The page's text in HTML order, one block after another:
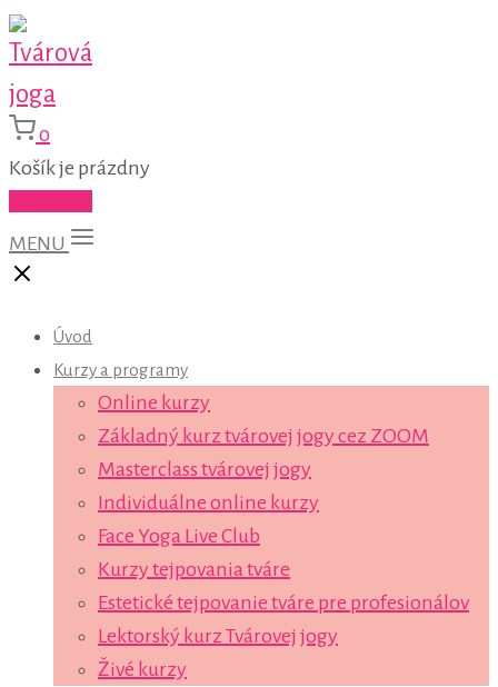
0
Košík je prázdny
MENU
Úvod
Kurzy a programy
Online kurzy
Základný kurz tvárovej jogy cez ZOOM
Masterclass tvárovej jogy
Individuálne online kurzy
Face Yoga Live Club
Kurzy tejpovania tváre
Estetické tejpovanie tváre pre profesionálov
Lektorský kurz Tvárovej jogy
Živé kurzy